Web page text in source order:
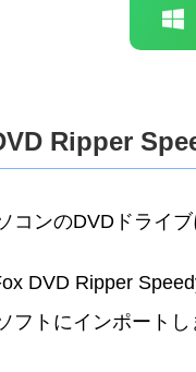
Ripper
コンのDVDドライブ
DVD Ripper
フトにインポートし